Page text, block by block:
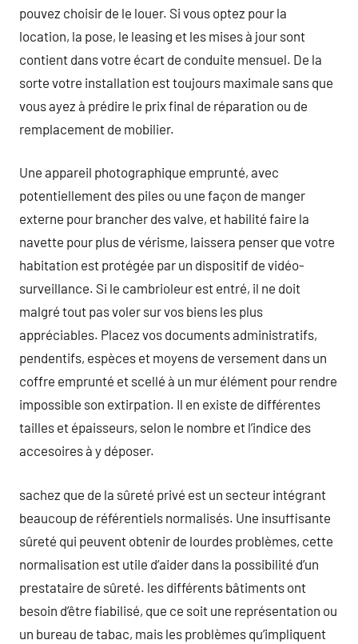
pouvez choisir de le louer. Si vous optez pour la
location, la pose, le leasing et les mises à jour sont
contient dans votre écart de conduite mensuel. De la
sorte votre installation est toujours maximale sans que
vous ayez à prédire le prix final de réparation ou de
remplacement de mobilier.
Une appareil photographique emprunté, avec
potentiellement des piles ou une façon de manger
externe pour brancher des valve, et habilité faire la
navette pour plus de vérisme, laissera penser que votre
habitation est protégée par un dispositif de vidéo-
surveillance. Si le cambrioleur est entré, il ne doit
malgré tout pas voler sur vos biens les plus
appréciables. Placez vos documents administratifs,
pendentifs, espèces et moyens de versement dans un
coffre emprunté et scellé à un mur élément pour rendre
impossible son extirpation. Il en existe de différentes
tailles et épaisseurs, selon le nombre et l’indice des
accesoires à y déposer.
sachez que de la sûreté privé est un secteur intégrant
beaucoup de référentiels normalisés. Une insuffisante
sûreté qui peuvent obtenir de lourdes problèmes, cette
normalisation est utile d’aider dans la possibilité d’un
prestataire de sûreté. les différents bâtiments ont
besoin d’être fiabilisé, que ce soit une représentation ou
un bureau de tabac, mais les problèmes qu’impliquent